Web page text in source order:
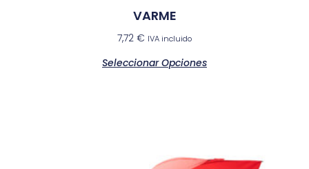
VARME
7,72 € IVA incluido
Seleccionar Opciones